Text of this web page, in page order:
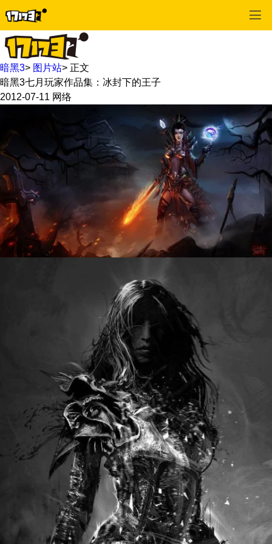
暗黑3> 图片站> 正文
暗黑3七月玩家作品集：冰封下的王子
2012-07-11 网络